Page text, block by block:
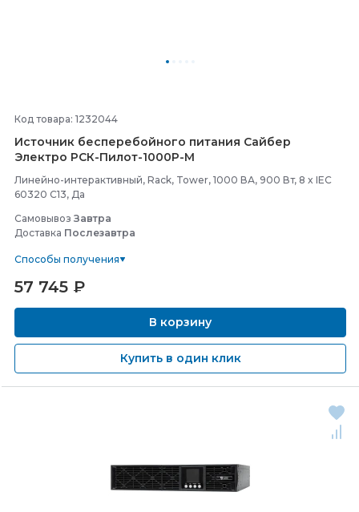
Код товара: 1232044
Источник бесперебойного питания Сайбер
Электро РСК-Пилот-1000Р-М
Линейно-интерактивный, Rack, Tower, 1000 ВА, 900 Вт, 8 x IEC
60320 C13, Да
Самовывоз Завтра
Доставка Послезавтра
Способы получения
57 745 ₽
В корзину
Купить в один клик